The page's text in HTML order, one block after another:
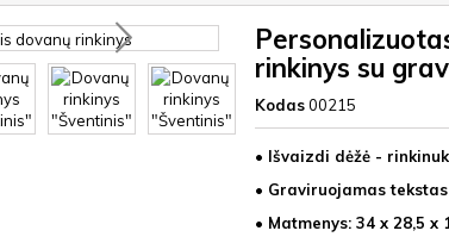
rinkinys su
Kodas00215
• Išvaizdi dėžė -
• Graviruojamas tekstas
• Matmenys: 34 x 28,5 x